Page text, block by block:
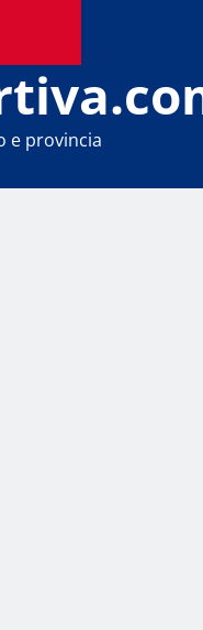
e provincia